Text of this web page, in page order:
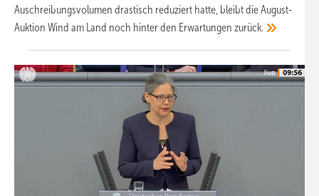
Auschreibungsvolumen drastisch reduziert hatte, bleibt die August-
Auktion Wind am Land noch hinter den Erwartungen zurück.